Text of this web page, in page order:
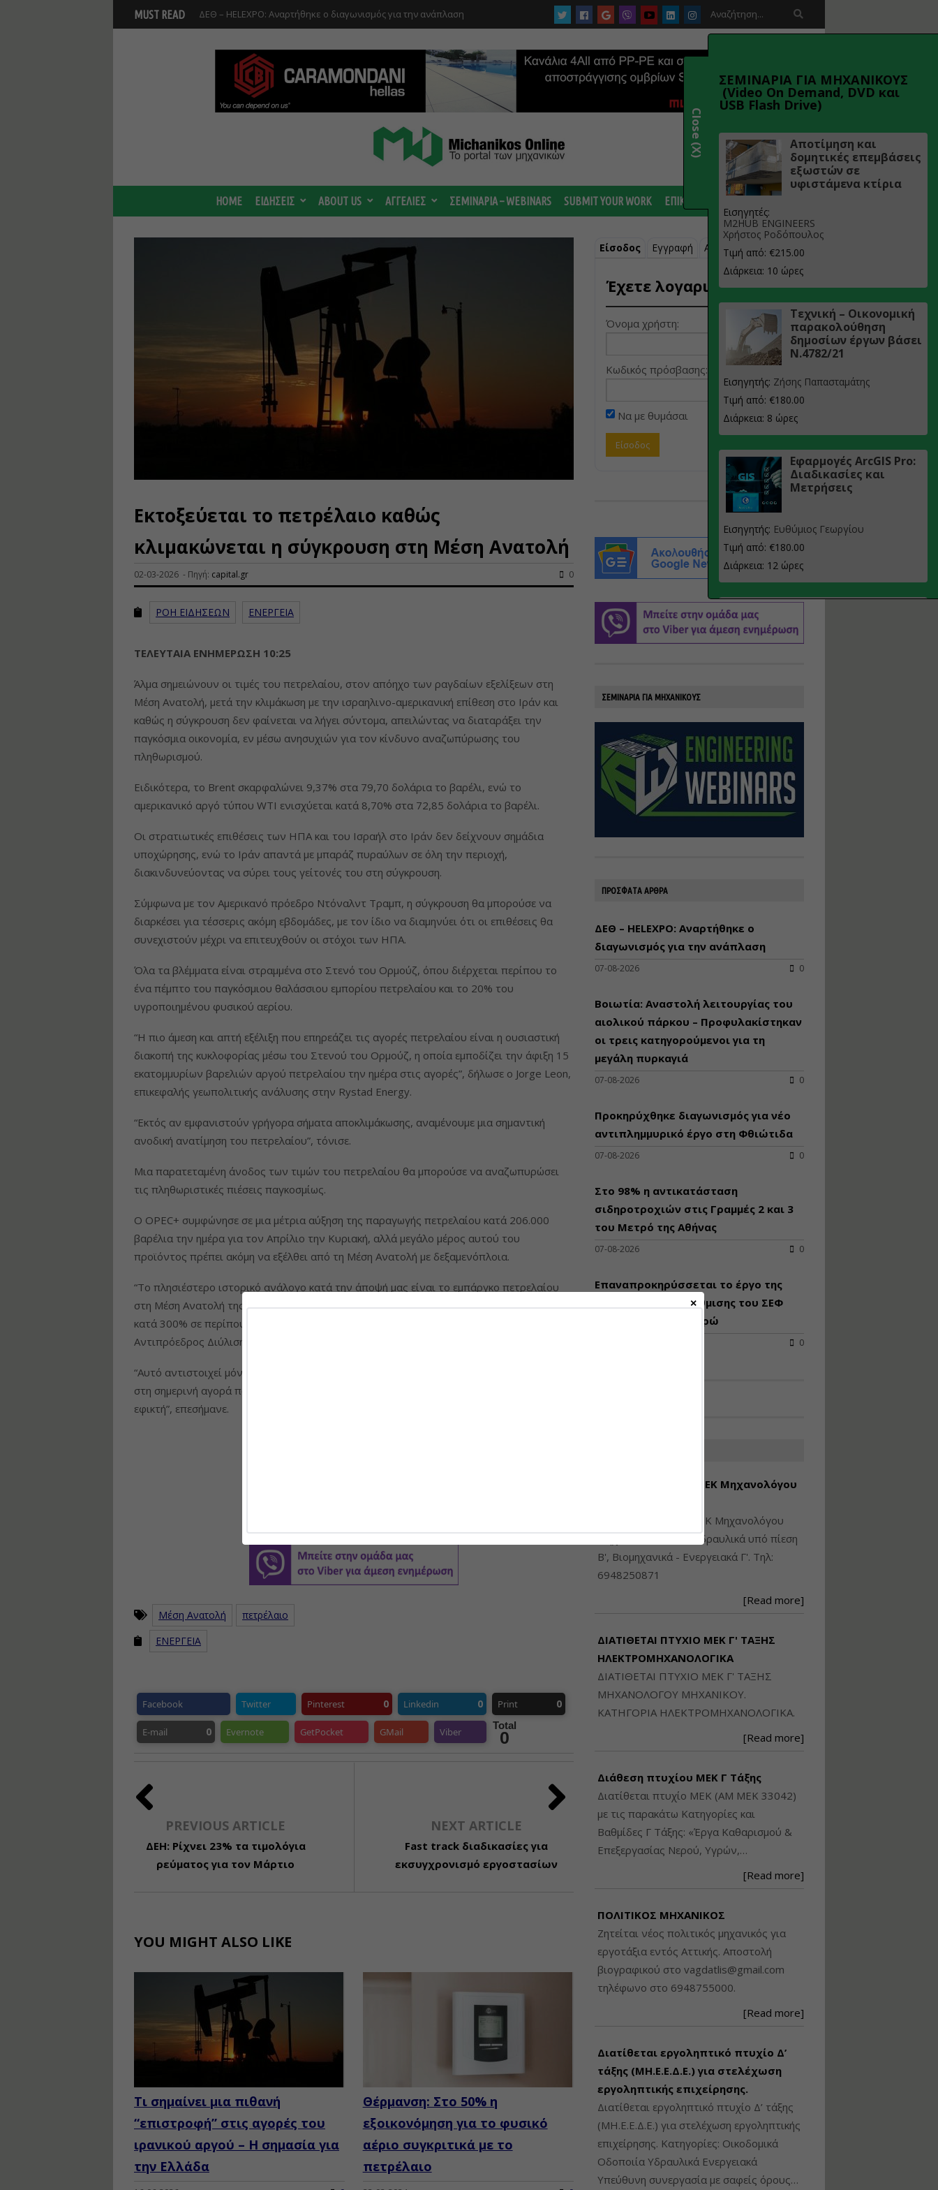
MUST READ ΔΕΘ – HELEXPO: Αναρτήθηκε ο διαγωνισμός για την ανάπλαση
Προφυλακίστηκαν οι τρεις κατηγορούμενοι για τη μεγάλη πυρκαγιά

HOME ΕΙΔΗΣΕΙΣ ABOUT US ΑΓΓΕΛΙΕΣ ΣΕΜΙΝΑΡΙΑ – WEBINARS SUBMIT YOUR WORK ΕΠΙΚΟΙΝΩΝΙΑ
Εκτοξεύεται το πετρέλαιο καθώς
κλιμακώνεται η σύγκρουση στη Μέση Ανατολή
02-03-2026 - Πηγή: capital.gr 0
ΡΟΗ ΕΙΔΗΣΕΩΝ ΕΝΕΡΓΕΙΑ
ΤΕΛΕΥΤΑΙΑ ΕΝΗΜΕΡΩΣΗ 10:25
Άλμα σημειώνουν οι τιμές του πετρελαίου, στον απόηχο των ραγδαίων εξελίξεων στη
Μέση Ανατολή, μετά την κλιμάκωση με την ισραηλινο-αμερικανική επίθεση στο Ιράν και
καθώς η σύγκρουση δεν φαίνεται να λήγει σύντομα, απειλώντας να διαταράξει την
παγκόσμια οικονομία, εν μέσω ανησυχιών για τον κίνδυνο αναζωπύρωσης του
πληθωρισμού.
Ειδικότερα, το Brent σκαρφαλώνει 9,37% στα 79,70 δολάρια το βαρέλι, ενώ το
αμερικανικό αργό τύπου WTI ενισχύεται κατά 8,70% στα 72,85 δολάρια το βαρέλι.
Οι στρατιωτικές επιθέσεις των ΗΠΑ και του Ισραήλ στο Ιράν δεν δείχνουν σημάδια
υποχώρησης, ενώ το Ιράν απαντά με μπαράζ πυραύλων σε όλη την περιοχή,
διακινδυνεύοντας να σύρει τους γείτονές του στη σύγκρουση.
Σύμφωνα με τον Αμερικανό πρόεδρο Ντόναλντ Τραμπ, η σύγκρουση θα μπορούσε να
διαρκέσει για τέσσερις ακόμη εβδομάδες, με τον ίδιο να διαμηνύει ότι οι επιθέσεις θα
συνεχιστούν μέχρι να επιτευχθούν οι στόχοι των ΗΠΑ.
Όλα τα βλέμματα είναι στραμμένα στο Στενό του Ορμούζ, όπου διέρχεται περίπου το
ένα πέμπτο του παγκόσμιου θαλάσσιου εμπορίου πετρελαίου και το 20% του
υγροποιημένου φυσικού αερίου.
“Η πιο άμεση και απτή εξέλιξη που επηρεάζει τις αγορές πετρελαίου είναι η ουσιαστική
διακοπή της κυκλοφορίας μέσω του Στενού του Ορμούζ, η οποία εμποδίζει την άφιξη 15
εκατομμυρίων βαρελιών αργού πετρελαίου την ημέρα στις αγορές”, δήλωσε ο Jorge Leon,
επικεφαλής γεωπολιτικής ανάλυσης στην Rystad Energy.
“Εκτός αν εμφανιστούν γρήγορα σήματα αποκλιμάκωσης, αναμένουμε μια σημαντική
ανοδική ανατίμηση του πετρελαίου”, τόνισε.
Μια παρατεταμένη άνοδος των τιμών του πετρελαίου θα μπορούσε να αναζωπυρώσει
τις πληθωριστικές πιέσεις παγκοσμίως.
Ο OPEC+ συμφώνησε σε μια μέτρια αύξηση της παραγωγής πετρελαίου κατά 206.000
βαρέλια την ημέρα για τον Απρίλιο την Κυριακή, αλλά μεγάλο μέρος αυτού του
προϊόντος πρέπει ακόμη να εξέλθει από τη Μέση Ανατολή με δεξαμενόπλοια.
“Το πλησιέστερο ιστορικό ανάλογο κατά την άποψή μας είναι το εμπάργκο πετρελαίου
στη Μέση Ανατολή της δεκαετίας του 1970, το οποίο αύξησε τις τιμές του πετρελαίου
κατά 300% σε περίπου 12 δολάρια/βαρέλι το 1974”, δήλωσε ο Alan Gelder, Ανώτερος
Αντιπρόεδρος Διύλισης, Χημικών και Αγορών Πετρελαίου στην Wood Mackenzie.
“Αυτό αντιστοιχεί μόνο σε 90 δολάρια ΗΠΑ/βαρέλι σε όρους 2026. Η υπέρβαση αυτού
στη σημερινή αγορά που ανησυχεί για σημαντικές απώλειες εφοδιασμού φαίνεται πολύ
εφικτή”, επεσήμανε.
Μέση Ανατολή
πετρέλαιο
ΕΝΕΡΓΕΙΑ
Facebook Twitter Pinterest 0 Linkedin 0 Print 0
E-mail 0 Evernote GetPocket GMail Viber
Total
0
PREVIOUS ARTICLE
ΔΕΗ: Ρίχνει 23% τα τιμολόγια
ρεύματος για τον Μάρτιο
NEXT ARTICLE
Fast track διαδικασίες για
εκσυγχρονισμό εργοστασίων
YOU MIGHT ALSO LIKE
Τι σημαίνει μια πιθανή
“επιστροφή” στις αγορές του
ιρανικού αργού – Η σημασία για
την Ελλάδα
Θέρμανση: Στο 50% η
εξοικονόμηση για το φυσικό
αέριο συγκριτικά με το
πετρέλαιο
Είσοδος Εγγραφή Ανάκτηση κωδικού
Έχετε λογαριασμό;
Όνομα χρήστη:
Κωδικός πρόσβασης:
Να με θυμάσαι
ΣΕΜΙΝΑΡΙΑ ΓΙΑ ΜΗΧΑΝΙΚΟΥΣ
ΠΡΟΣΦΑΤΑ ΑΡΘΡΑ
ΔΕΘ – HELEXPO: Αναρτήθηκε ο
διαγωνισμός για την ανάπλαση
07-08-2026 0
Βοιωτία: Αναστολή λειτουργίας του
αιολικού πάρκου – Προφυλακίστηκαν
οι τρεις κατηγορούμενοι για τη
μεγάλη πυρκαγιά
07-08-2026 0
Προκηρύχθηκε διαγωνισμός για νέo
αντιπλημμυρικό έργο στη Φθιώτιδα
07-08-2026 0
Στο 98% η αντικατάσταση
σιδηροτροχιών στις Γραμμές 2 και 3
του Μετρό της Αθήνας
07-08-2026 0
Επαναπροκηρύσσεται το έργο της
ενεργειακής αναβάθμισης του ΣΕΦ
ύψους 24,8 εκατ. ευρώ
0
Διάθεση Πτυχίου ΜΕΚ Μηχανολόγου
Διατίθεται πτυχίο ΜΕΚ Μηχανολόγου
Μηχανικού: Η/Μ Γ', Υδραυλικά υπό πίεση
Β', Βιομηχανικά - Ενεργειακά Γ'. Τηλ:
6948250871
[Read more]
ΔΙΑΤΙΘΕΤΑΙ ΠΤΥΧΙΟ ΜΕΚ Γ' ΤΑΞΗΣ
ΗΛΕΚΤΡΟΜΗΧΑΝΟΛΟΓΙΚΑ
ΔΙΑΤΙΘΕΤΑΙ ΠΤΥΧΙΟ ΜΕΚ Γ' ΤΑΞΗΣ
ΜΗΧΑΝΟΛΟΓΟΥ ΜΗΧΑΝΙΚΟΥ.
ΚΑΤΗΓΟΡΙΑ ΗΛΕΚΤΡΟΜΗΧΑΝΟΛΟΓΙΚΑ.
[Read more]
Διάθεση πτυχίου ΜΕΚ Γ Τάξης
Διατίθεται πτυχίο ΜΕΚ (ΑΜ ΜΕΚ 33042)
με τις παρακάτω Κατηγορίες και
Βαθμίδες Γ Τάξης: «Έργα Καθαρισμού &
Επεξεργασίας Νερού, Υγρών,…
[Read more]
ΠΟΛΙΤΙΚΟΣ ΜΗΧΑΝΙΚΟΣ
Ζητείται νέος πολιτικός μηχανικός για
εργοτάξια εντός Αττικής. Αποστολή
βιογραφικού στο vagdatlis@gmail.com
τηλέφωνο στο 6948755000.
[Read more]
Διατίθεται εργοληπτικό πτυχίο Δ’
τάξης (ΜΗ.Ε.Ε.Δ.Ε.) για στελέχωση
εργοληπτικής επιχείρησης.
Διατίθεται εργοληπτικό πτυχίο Δ’ τάξης
(ΜΗ.Ε.Ε.Δ.Ε.) για στελέχωση εργοληπτικής
επιχείρησης. Κατηγορίες: Οικοδομικά
Οδοποιία Υδραυλικά Ενεργειακά
Υπεύθυνη συνεργασία με σαφείς όρους…
ΣΕΜΙΝΑΡΙΑ ΓΙΑ ΜΗΧΑΝΙΚΟΥΣ
(Video On Demand, DVD και
USB Flash Drive)
Αποτίμηση και
δομητικές επεμβάσεις
εξωστών σε
υφιστάμενα κτίρια
Εισηγητές:
M2HUB ENGINEERS
Χρήστος Ροδόπουλος
Τιμή από: €215.00
Διάρκεια: 10 ώρες
Τεχνική – Οικονομική
παρακολούθηση
δημοσίων έργων βάσει
Ν.4782/21
Εισηγητής: Ζήσης Παπασταμάτης
Τιμή από: €180.00
Διάρκεια: 8 ώρες
Εφαρμογές ArcGIS Pro:
Διαδικασίες και
Μετρήσεις
Εισηγητής: Ευθύμιος Γεωργίου
Τιμή από: €180.00
Διάρκεια: 12 ώρες
υλοποίηση
φωτοβολταϊκών
Τιμή από: €230.00
Διάρκεια: 16 ώρες
Αρχιτεκτονικός
Σχεδιασμός με το
Rhinoceros
υδατοδεξαμενής
Εισηγητής: Χρήστος Ροδόπουλος
Τιμή από: €230.00
Διάρκεια: 14 ώρες
Διαδικασία
κατάταξης
Νικόλαος Σαρούκος
Τιμή από: €145.00
Εισηγήτρια:Αναστασία Μητρακάκη
Διάρκεια: 9 ώρες
Διηρημένης
Πολεοδομικού
Σχεδίου Δόμησης
Εισηγήτρια:
Τιμή από: €145.00
Διάρκεια: 8 ώρες
Εισηγητής: Στέφανος Τουλόγλου
Τιμή από: €190.00
Διάρκεια: 12 ώρες
Εισηγητής:Λάμπρος Κίσσας
Τιμή από: €130.00
Διάρκεια: 6 ώρες
Close (X)